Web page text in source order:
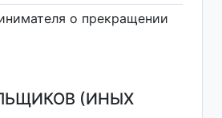
о прекращении
(ИНЫХ